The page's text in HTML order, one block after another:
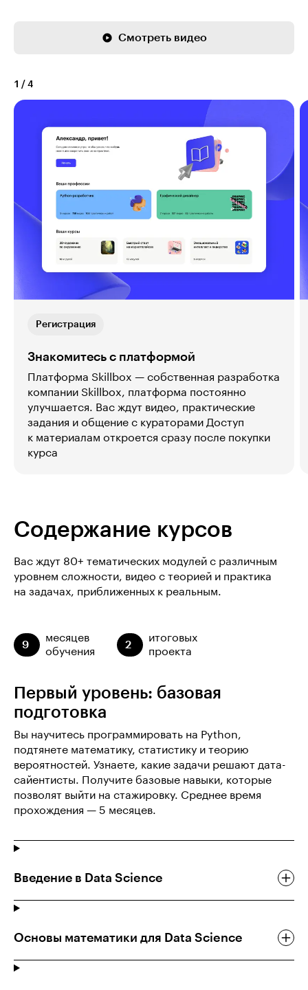
Смотреть видео
1 / 4
Регистрация
Знакомитесь с платформой
Платформа Skillbox — собственная разработка
компании Skillbox, платформа постоянно
улучшается. Вас ждут видео, практические
задания и общение с кураторами Доступ
к материалам откроется сразу после покупки
курса
Содержание курсов
Вас ждут 80+ тематических модулей с различным
уровнем сложности, видео с теорией и практика
на задачах, приближенных к реальным.
9
месяцев
обучения
2
итоговых
проекта
Первый уровень: базовая
подготовка
Вы научитесь программировать на Python,
подтянете математику, статистику и теорию
вероятностей. Узнаете, какие задачи решают дата-
сайентисты. Получите базовые навыки, которые
позволят выйти на стажировку. Среднее время
прохождения — 5 месяцев.
Введение в Data Science
Основы математики для Data Science